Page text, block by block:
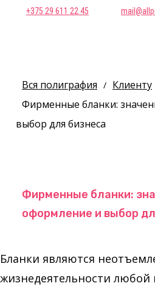
+375 29 611 22 45
Вся полиграфия / Клиенту
Фирменные бланки:
выбор для бизнеса
Фирменные бланки:
оформление и выбор
Бланки являются
жизнедеятельности